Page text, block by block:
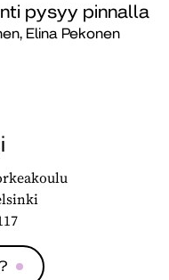
pysyy pinnalla
Elina Pekonen